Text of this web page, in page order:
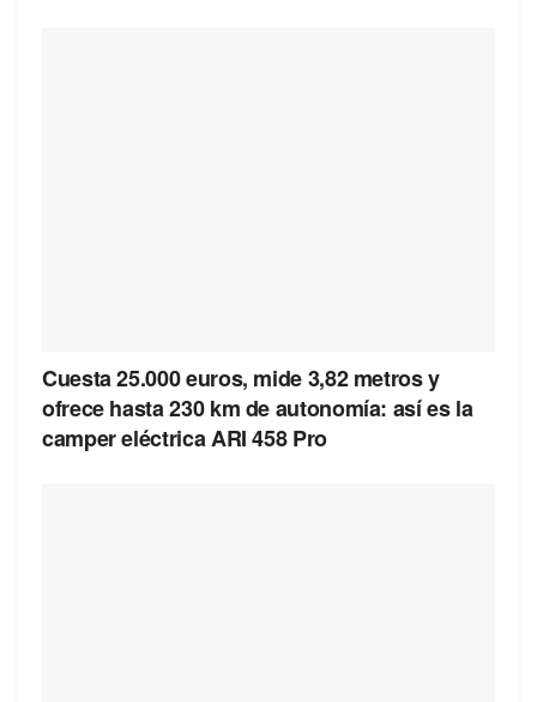
Cuesta 25.000 euros, mide 3,82 metros y
ofrece hasta 230 km de autonomía: así es la
camper eléctrica ARI 458 Pro